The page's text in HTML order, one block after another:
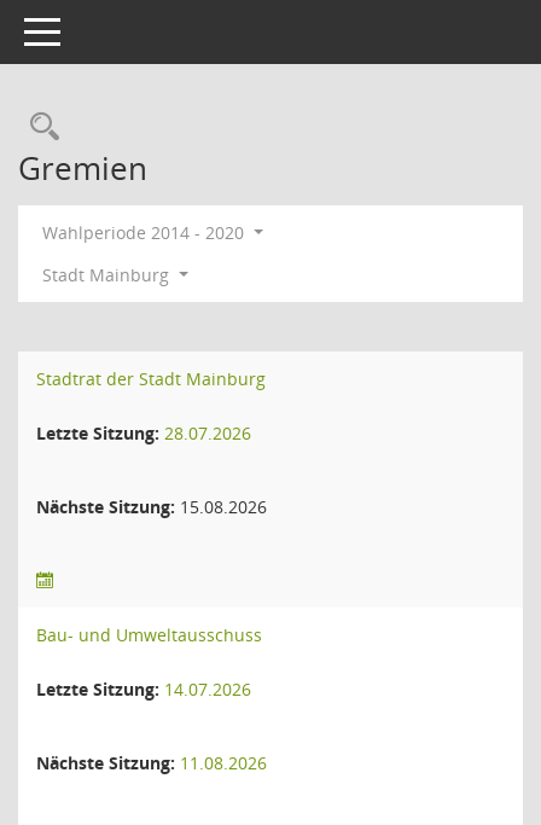
Toggle navigation
Rechercheauswahl
Gremien
Wahlperiode 2014 - 2020
Stadt Mainburg
Stadtrat der Stadt Mainburg
Letzte Sitzung: 28.07.2026
Nächste Sitzung: 15.08.2026
Bau- und Umweltausschuss
Letzte Sitzung: 14.07.2026
Nächste Sitzung: 11.08.2026